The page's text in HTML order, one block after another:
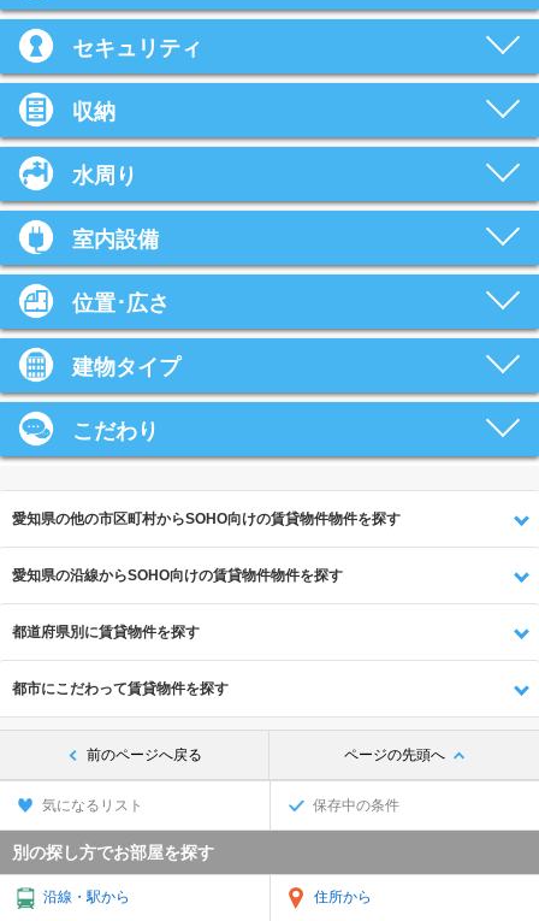
セキュリティ
収納
水周り
室内設備
位置･広さ
建物タイプ
こだわり
愛知県の他の市区町村からSOHO向けの賃貸物件物件を探す
愛知県の沿線からSOHO向けの賃貸物件物件を探す
都道府県別に賃貸物件を探す
都市にこだわって賃貸物件を探す
前のページへ戻る ページの先頭へ
気になるリスト 保存中の条件
別の探し方でお部屋を探す
沿線・駅から 住所から